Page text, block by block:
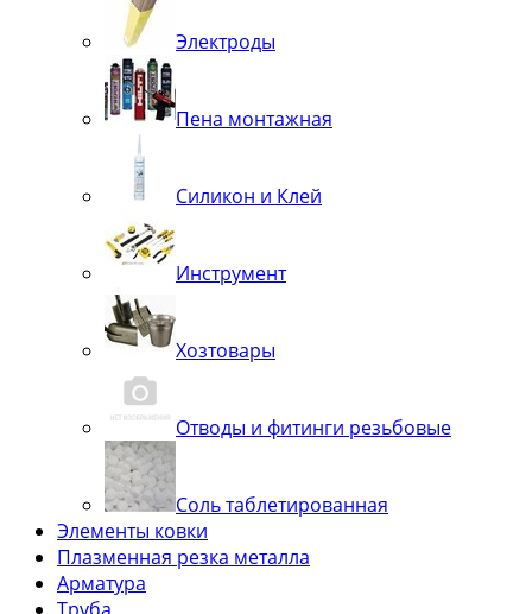
Электроды
Пена монтажная
Силикон и Клей
Инструмент
Хозтовары
Отводы и фитинги резьбовые
Соль таблетированная
Элементы ковки
Плазменная резка металла
Арматура